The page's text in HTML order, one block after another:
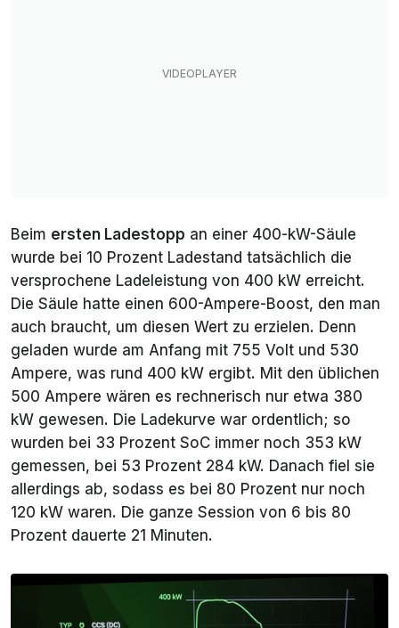
Beim ersten Ladestopp an einer 400-kW-Säule
wurde bei 10 Prozent Ladestand tatsächlich die
versprochene Ladeleistung von 400 kW erreicht.
Die Säule hatte einen 600-Ampere-Boost, den man
auch braucht, um diesen Wert zu erzielen. Denn
geladen wurde am Anfang mit 755 Volt und 530
Ampere, was rund 400 kW ergibt. Mit den üblichen
500 Ampere wären es rechnerisch nur etwa 380
kW gewesen. Die Ladekurve war ordentlich; so
wurden bei 33 Prozent SoC immer noch 353 kW
gemessen, bei 53 Prozent 284 kW. Danach fiel sie
allerdings ab, sodass es bei 80 Prozent nur noch
120 kW waren. Die ganze Session von 6 bis 80
Prozent dauerte 21 Minuten.